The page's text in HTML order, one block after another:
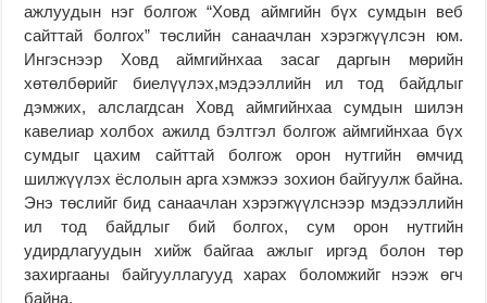
ажлуудын нэг болгож “Ховд аймгийн бүх сумдын веб
сайттай болгох” төслийн санаачлан хэрэгжүүлсэн юм.
Ингэснээр Ховд аймгийнхаа засаг даргын мөрийн
хөтөлбөрийг биелүүлэх,мэдээллийн ил тод байдлыг
дэмжих, алслагдсан Ховд аймгийнхаа сумдын шилэн
кавелиар холбох ажилд бэлтгэл болгож аймгийнхаа бүх
сумдыг цахим сайттай болгож орон нутгийн өмчид
шилжүүлэх ёслолын арга хэмжээ зохион байгуулж байна.
Энэ төслийг бид санаачлан хэрэгжүүлснээр мэдээллийн
ил тод байдлыг бий болгох, сум орон нутгийн
удирдлагуудын хийж байгаа ажлыг иргэд болон төр
захиргааны байгууллагууд харах боломжийг нээж өгч
байна.